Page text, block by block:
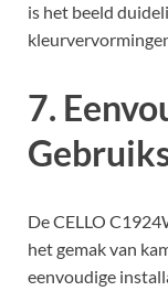
is het beeld
7.
De CELLO
het gemak van
eenvoudige